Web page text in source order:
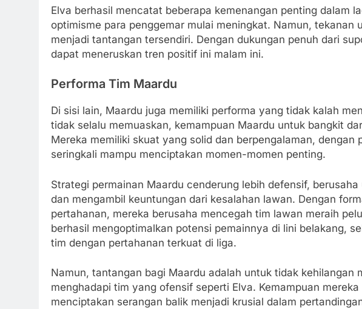
Elva berhasil mencatat beberapa kemenangan penting dalam
optimisme para penggemar mulai meningkat. Namun, tekanan
menjadi tantangan tersendiri. Dengan dukungan penuh dari
dapat meneruskan tren positif ini malam ini.
Performa Tim Maardu
Di sisi lain, Maardu juga memiliki performa yang tidak kalah
tidak selalu memuaskan, kemampuan Maardu untuk bangkit
Mereka memiliki skuat yang solid dan berpengalaman, dengan
seringkali mampu menciptakan momen-momen penting.
Strategi permainan Maardu cenderung lebih defensif,
dan mengambil keuntungan dari kesalahan lawan. Dengan
pertahanan, mereka berusaha mencegah tim lawan meraih
berhasil mengoptimalkan potensi pemainnya di lini belakang,
tim dengan pertahanan terkuat di liga.
Namun, tantangan bagi Maardu adalah untuk tidak kehilangan
menghadapi tim yang ofensif seperti Elva. Kemampuan
menciptakan serangan balik menjadi krusial dalam